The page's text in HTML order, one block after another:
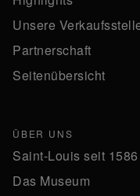
Unsere
Partnerschaft
Seitenübersicht
ÜBER UNS
Saint-Louis seit 1586
Das Museum